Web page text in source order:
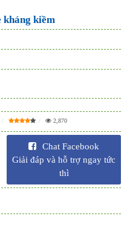
kiềm
2,870
Chat Facebook
Giải đáp và hỗ trợ ngay tức
thì